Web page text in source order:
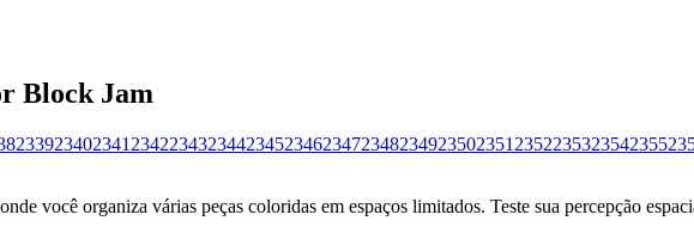
Block Jam
233923402341 2342234323442345234623472348234923502351 2352235323542355
você organiza várias peças coloridas em espaços limitados. Teste sua percepção